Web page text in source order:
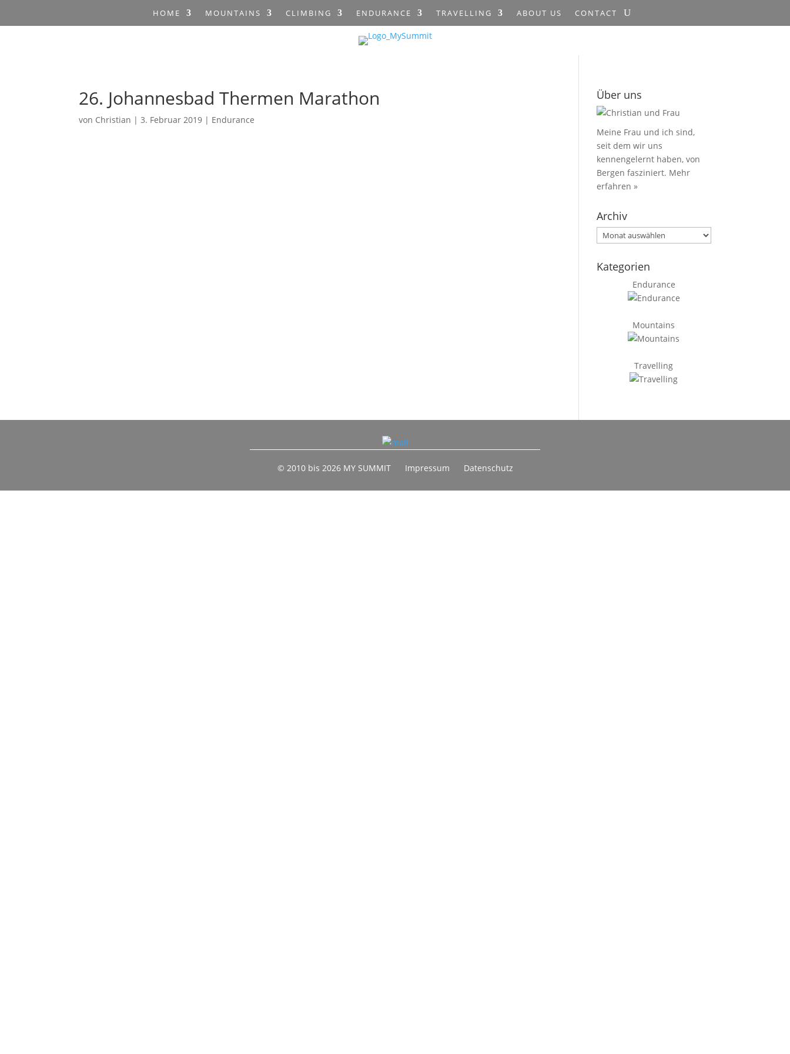
HOME MOUNTAINS CLIMBING ENDURANCE TRAVELLING ABOUT US CONTACT
26. Johannesbad Thermen Marathon
von Christian |3. Februar 2019 | Endurance
Über uns
Meine Frau und ich sind,
seit dem wir uns
kennengelernt haben, von
Bergen fasziniert. Mehr
erfahren »
Archiv
Archiv
Kategorien
Endurance
Mountains
Travelling
© 2010 bis 2026 MY SUMMIT Impressum Datenschutz